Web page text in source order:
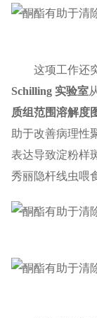
这项工作还
Schilling 实验室
质组范围溶解度
助于改善病理性
表达导致淀粉样
秀丽隐杆线虫喂